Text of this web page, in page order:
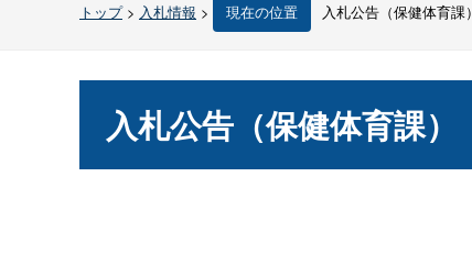
トップ> 入札情報 > 現在の位置 入札公告（保健体育課）
入札公告（保健体育課）